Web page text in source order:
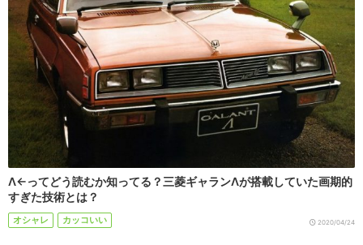
Λ←ってどう読むか知ってる？三菱ギャランΛが搭載していた画期的
すぎた技術とは？
オシャレ カッコいい 2020/04/24